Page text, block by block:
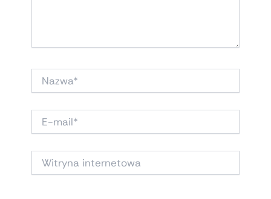
NAZWA*
MAIL*
WITRYNA
INTERNETOWA